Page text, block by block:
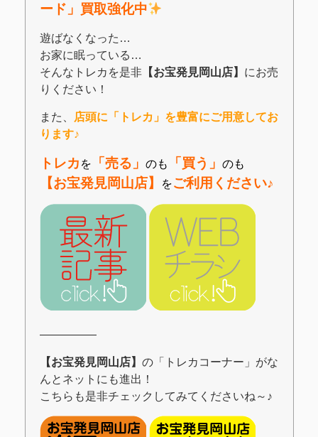
ード」買取強化中
遊ばなくなった…
お家に眠っている…
そんなトレカを是非【お宝発見岡山店】 にお売
りください！
また、
店頭に「トレカ」を豊富にご用意してお
ります♪
トレカ を 「売る」 のも 「買う」 のも
【お宝発見岡山店】 をご利用ください♪
―――――
【お宝発見岡山店】 の「トレカコーナー」がな
んとネットにも進出！
こちらも是非チェックしてみてくださいね～♪